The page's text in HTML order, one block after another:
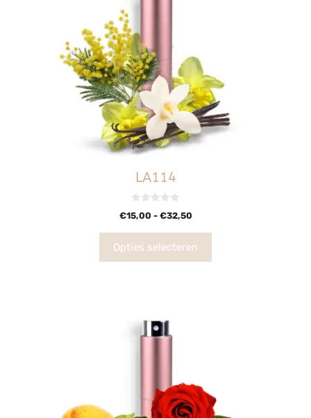
LA114
v
n
5
€15,00 - €32,50
Opties selecteren